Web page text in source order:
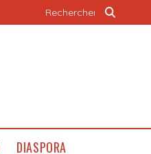
DIASPORA